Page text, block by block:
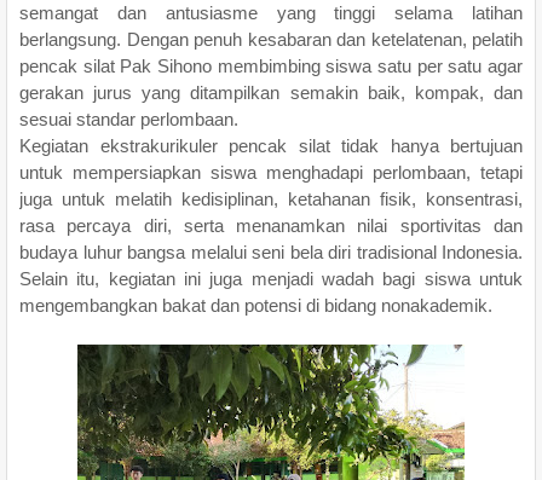
semangat dan antusiasme yang tinggi selama latihan
berlangsung. Dengan penuh kesabaran dan ketelatenan, pelatih
pencak silat Pak Sihono membimbing siswa satu per satu agar
gerakan jurus yang ditampilkan semakin baik, kompak, dan
sesuai standar perlombaan.
Kegiatan ekstrakurikuler pencak silat tidak hanya bertujuan
untuk mempersiapkan siswa menghadapi perlombaan, tetapi
juga untuk melatih kedisiplinan, ketahanan fisik, konsentrasi,
rasa percaya diri, serta menanamkan nilai sportivitas dan
budaya luhur bangsa melalui seni bela diri tradisional Indonesia.
Selain itu, kegiatan ini juga menjadi wadah bagi siswa untuk
mengembangkan bakat dan potensi di bidang nonakademik.